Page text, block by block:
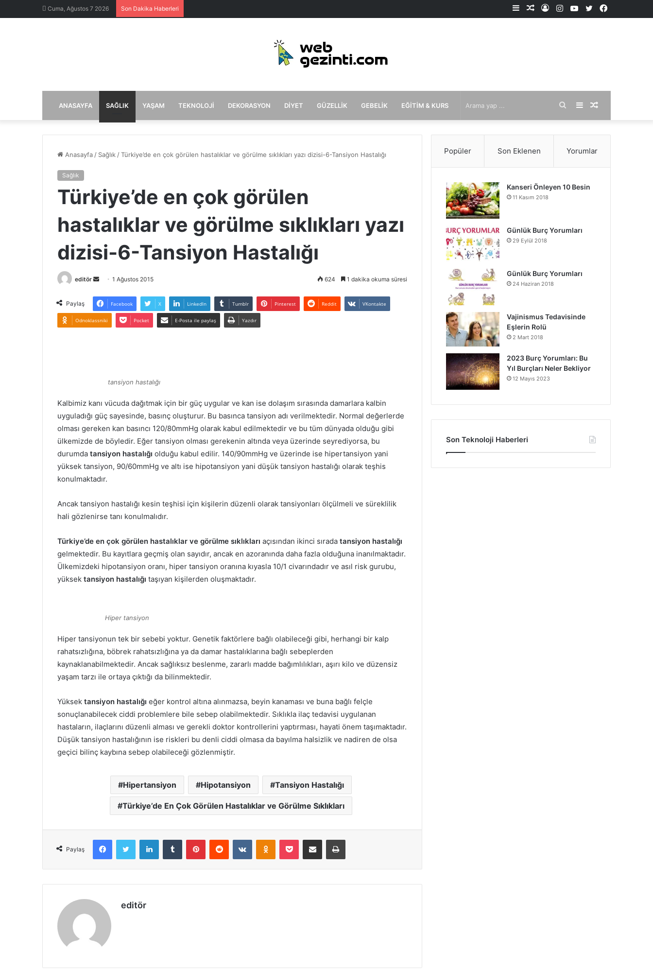
Cuma, Ağustos 7 2026 Son Dakika Haberleri Facebook
X
YouTube
Instagram
Kayıt
Rastgele
Kenar
ANASAYFA SAĞLIK YAŞAM TEKNOLOJI DEKORASYON DIYET GÜZELLIK GEBELIK EĞITIM & KURS Rastgele
Makale
Kenar
Bölmesi
Arama
yap
Anasayfa / Sağlık /Türkiye’de en çok görülen hastalıklar ve görülme sıklıkları yazı dizisi-6-Tansiyon Hastalığı
Sağlık
Türkiye’de en çok görülen
hastalıklar ve görülme sıklıkları yazı
dizisi-6-Tansiyon Hastalığı
editör
Bir
posta
göndermek
1 Ağustos 2015 624 1 dakika okuma süresi
Paylaş Facebook X LinkedIn Tumblr Pinterest Reddit VKontakte
Odnoklassniki Pocket E-Posta ile paylaş Yazdır
tansiyon hastalığı
Kalbimiz kanı vücuda dağıtmak için bir güç uygular ve kan ise dolaşım sırasında damarlara kalbin
uyguladığı güç sayesinde, basınç oluşturur. Bu basınca tansiyon adı verilmektedir. Normal değerlerde
olması gereken kan basıncı 120/80mmHg olarak kabul edilmektedir ve bu tüm dünyada olduğu gibi
ülkemizde de böyledir. Eğer tansiyon olması gerekenin altında veya üzerinde seyrediyorsa, bu
durumda tansiyon hastalığı olduğu kabul edilir. 140/90mmHg ve üzerinde ise hipertansiyon yani
yüksek tansiyon, 90/60mmHg ve altı ise hipotansiyon yani düşük tansiyon hastalığı olarak teşhis
konulmaktadır.
Ancak tansiyon hastalığı kesin teşhisi için kişilerin düzenli olarak tansiyonları ölçülmeli ve süreklilik
hali gözlenirse tanı konulmalıdır.
Türkiye’de en çok görülen hastalıklar ve görülme sıklıkları açısından ikinci sırada tansiyon hastalığı
gelmektedir. Bu kayıtlara geçmiş olan sayıdır, ancak en azoranında daha fazla olduğuna inanılmaktadır.
Ülkemizdeki hipotansiyon oranı, hiper tansiyon oranına kıyasla 10/1 civarındadır ve asıl risk gurubu,
yüksek tansiyon hastalığı taşıyan kişilerden oluşmaktadır.
Hiper tansiyon
Hiper tansiyonun tek bir sebebi yoktur. Genetik faktörlere bağlı olabileceği gibi, herhangi bir kalp
rahatsızlığına, böbrek rahatsızlığına ya da damar hastalıklarına bağlı sebeplerden
kaynaklanabilmektedir. Ancak sağlıksız beslenme, zararlı madde bağımlılıkları, aşırı kilo ve düzensiz
yaşam tarzı ile ortaya çıktığı da bilinmektedir.
Yüksek tansiyon hastalığı eğer kontrol altına alınmazsa, beyin kanaması ve buna bağlı felçle
sonuçlanabilecek ciddi problemlere bile sebep olabilmektedir. Sıklıkla ilaç tedavisi uygulanan
hastaların, ilaçlarını düzenli alması ve gerekli doktor kontrollerini yaptırması, hayati önem taşımaktadır.
Düşük tansiyon hastalığının ise riskleri bu denli ciddi olmasa da bayılma halsizlik ve nadiren de olsa
geçici bilinç kaybına sebep olabileceği gözlenmiştir.
Hipertansiyon Hipotansiyon Tansiyon Hastalığı
Türkiye’de En Çok Görülen Hastalıklar ve Görülme Sıklıkları
Paylaş
Facebook
X LinkedInTumblr PinterestReddit VKontakteOdnoklassniki
Pocket E-Posta ile paylaş Yazdır
editör
Popüler Son Eklenen Yorumlar
Kanseri Önleyen 10 Besin
11 Kasım 2018
Günlük Burç Yorumları
29 Eylül 2018
Günlük Burç Yorumları
24 Haziran 2018
Vajinismus Tedavisinde
Eşlerin Rolü
2 Mart 2018
2023 Burç Yorumları: Bu
Yıl Burçları Neler Bekliyor
12 Mayıs 2023
Son Teknoloji Haberleri